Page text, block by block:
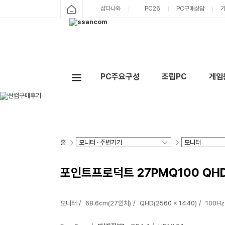
샵다나와 PC26 PC구매상담
PC주요구성 조립PC 게
홈
포인트프로덕트 27PMQ100
모니터 68.6cm(27인치) QHD(2560 x 1440) 100Hz